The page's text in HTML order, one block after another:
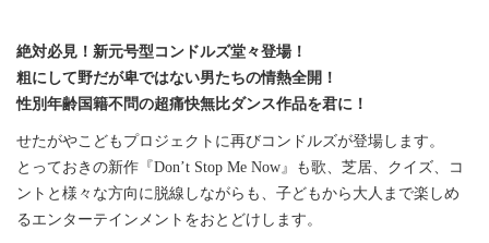
絶対必見！新元号型コンドルズ堂々登場！
粗にして野だが卑ではない男たちの情熱全開！
性別年齢国籍不問の超痛快無比ダンス作品を君に！
せたがやこどもプロジェクトに再びコンドルズが登場します。
とっておきの新作『Don’t Stop Me Now』も歌、芝居、クイズ、コ
ントと様々な方向に脱線しながらも、子どもから大人まで楽しめ
るエンターテインメントをおとどけします。